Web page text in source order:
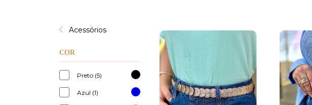
Acessórios
COR
Preto (5)
Azul (1)